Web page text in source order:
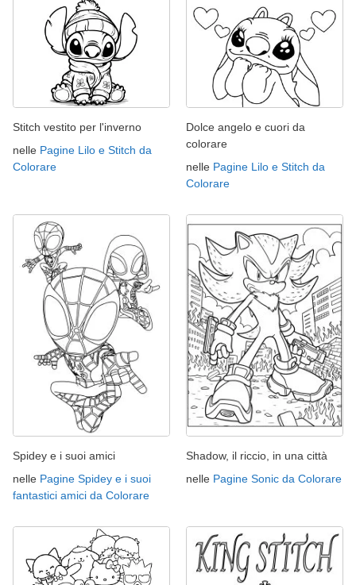
Stitch vestito per l'inverno
nelle Pagine Lilo e Stitch da
Colorare
Dolce angelo e cuori da
colorare
nelle Pagine Lilo e Stitch da
Colorare
Spidey e i suoi amici
nelle Pagine Spidey e i suoi
fantastici amici da Colorare
Shadow, il riccio, in una città
nelle Pagine Sonic da Colorare